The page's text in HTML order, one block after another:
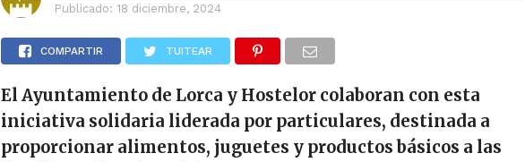
Publicado: 18 diciembre, 2024
COMPARTIR TUITEAR
El Ayuntamiento de Lorca y Hostelor colaboran con esta
iniciativa solidaria liderada por particulares, destinada a
proporcionar alimentos, juguetes y productos básicos a las